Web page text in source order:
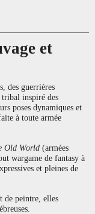
et
des guerrières
tribal inspiré des
poses dynamiques et
à toute armée
Old World (armées
wargame de fantasy à
et pleines de
de peintre, elles